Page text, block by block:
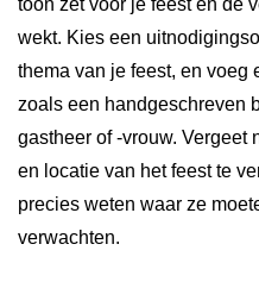
toon zet voor je feest en de
wekt. Kies een
thema van je feest, en voeg
zoals een handgeschreven
gastheer of -vrouw. Vergeet
en locatie van het feest te
precies weten waar ze
verwachten.